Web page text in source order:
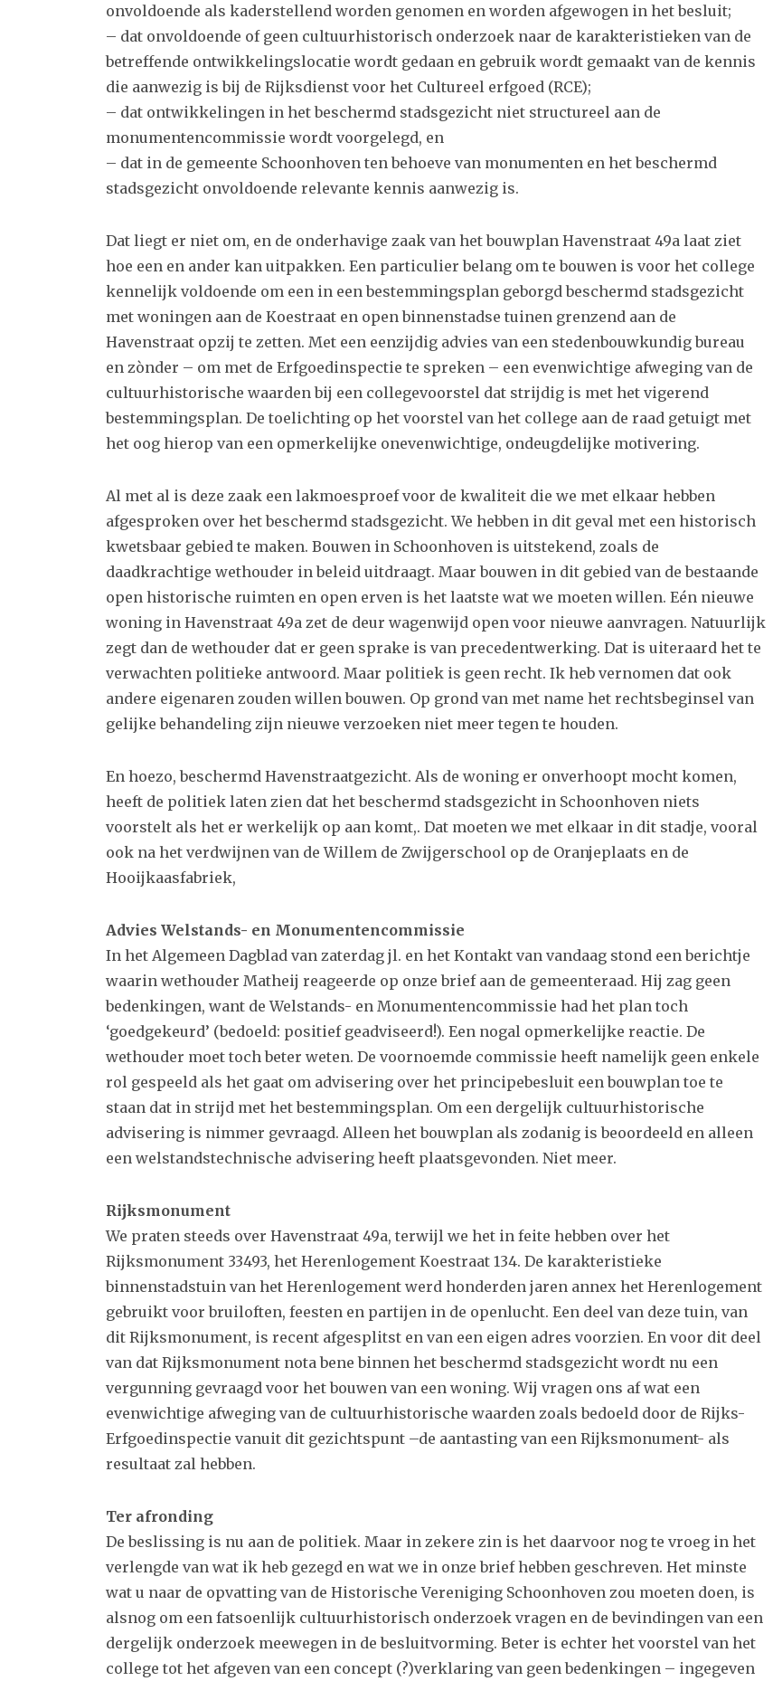
onvoldoende als kaderstellend worden genomen en worden afgewogen in het besluit;
– dat onvoldoende of geen cultuurhistorisch onderzoek naar de karakteristieken van de
betreffende ontwikkelingslocatie wordt gedaan en gebruik wordt gemaakt van de kennis
die aanwezig is bij de Rijksdienst voor het Cultureel erfgoed (RCE);
– dat ontwikkelingen in het beschermd stadsgezicht niet structureel aan de
monumentencommissie wordt voorgelegd, en
– dat in de gemeente Schoonhoven ten behoeve van monumenten en het beschermd
stadsgezicht onvoldoende relevante kennis aanwezig is.
Dat liegt er niet om, en de onderhavige zaak van het bouwplan Havenstraat 49a laat ziet
hoe een en ander kan uitpakken. Een particulier belang om te bouwen is voor het college
kennelijk voldoende om een in een bestemmingsplan geborgd beschermd stadsgezicht
met woningen aan de Koestraat en open binnenstadse tuinen grenzend aan de
Havenstraat opzij te zetten. Met een eenzijdig advies van een stedenbouwkundig bureau
en zònder – om met de Erfgoedinspectie te spreken – een evenwichtige afweging van de
cultuurhistorische waarden bij een collegevoorstel dat strijdig is met het vigerend
bestemmingsplan. De toelichting op het voorstel van het college aan de raad getuigt met
het oog hierop van een opmerkelijke onevenwichtige, ondeugdelijke motivering.
Al met al is deze zaak een lakmoesproef voor de kwaliteit die we met elkaar hebben
afgesproken over het beschermd stadsgezicht. We hebben in dit geval met een historisch
kwetsbaar gebied te maken. Bouwen in Schoonhoven is uitstekend, zoals de
daadkrachtige wethouder in beleid uitdraagt. Maar bouwen in dit gebied van de bestaande
open historische ruimten en open erven is het laatste wat we moeten willen. Eén nieuwe
woning in Havenstraat 49a zet de deur wagenwijd open voor nieuwe aanvragen. Natuurlijk
zegt dan de wethouder dat er geen sprake is van precedentwerking. Dat is uiteraard het te
verwachten politieke antwoord. Maar politiek is geen recht. Ik heb vernomen dat ook
andere eigenaren zouden willen bouwen. Op grond van met name het rechtsbeginsel van
gelijke behandeling zijn nieuwe verzoeken niet meer tegen te houden.
En hoezo, beschermd Havenstraatgezicht. Als de woning er onverhoopt mocht komen,
heeft de politiek laten zien dat het beschermd stadsgezicht in Schoonhoven niets
voorstelt als het er werkelijk op aan komt,. Dat moeten we met elkaar in dit stadje, vooral
ook na het verdwijnen van de Willem de Zwijgerschool op de Oranjeplaats en de
Hooijkaasfabriek,
Advies Welstands- en Monumentencommissie
In het Algemeen Dagblad van zaterdag jl. en het Kontakt van vandaag stond een berichtje
waarin wethouder Matheij reageerde op onze brief aan de gemeenteraad. Hij zag geen
bedenkingen, want de Welstands- en Monumentencommissie had het plan toch
‘goedgekeurd’ (bedoeld: positief geadviseerd!). Een nogal opmerkelijke reactie. De
wethouder moet toch beter weten. De voornoemde commissie heeft namelijk geen enkele
rol gespeeld als het gaat om advisering over het principebesluit een bouwplan toe te
staan dat in strijd met het bestemmingsplan. Om een dergelijk cultuurhistorische
advisering is nimmer gevraagd. Alleen het bouwplan als zodanig is beoordeeld en alleen
een welstandstechnische advisering heeft plaatsgevonden. Niet meer.
Rijksmonument
We praten steeds over Havenstraat 49a, terwijl we het in feite hebben over het
Rijksmonument 33493, het Herenlogement Koestraat 134. De karakteristieke
binnenstadstuin van het Herenlogement werd honderden jaren annex het Herenlogement
gebruikt voor bruiloften, feesten en partijen in de openlucht. Een deel van deze tuin, van
dit Rijksmonument, is recent afgesplitst en van een eigen adres voorzien. En voor dit deel
van dat Rijksmonument nota bene binnen het beschermd stadsgezicht wordt nu een
vergunning gevraagd voor het bouwen van een woning. Wij vragen ons af wat een
evenwichtige afweging van de cultuurhistorische waarden zoals bedoeld door de Rijks-
Erfgoedinspectie vanuit dit gezichtspunt –de aantasting van een Rijksmonument- als
resultaat zal hebben.
Ter afronding
De beslissing is nu aan de politiek. Maar in zekere zin is het daarvoor nog te vroeg in het
verlengde van wat ik heb gezegd en wat we in onze brief hebben geschreven. Het minste
wat u naar de opvatting van de Historische Vereniging Schoonhoven zou moeten doen, is
alsnog om een fatsoenlijk cultuurhistorisch onderzoek vragen en de bevindingen van een
dergelijk onderzoek meewegen in de besluitvorming. Beter is echter het voorstel van het
college tot het afgeven van een concept (?)verklaring van geen bedenkingen – ingegeven